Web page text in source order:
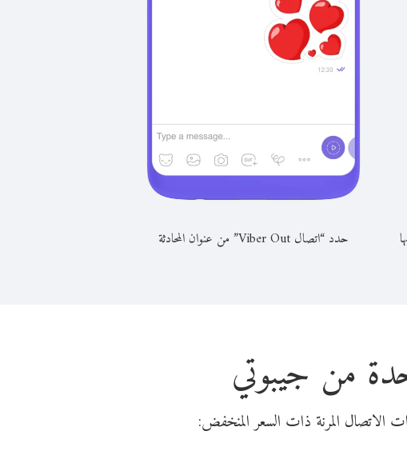
حدد “اتصال Viber Out” من عنوان المحادثة
من جيبوتي